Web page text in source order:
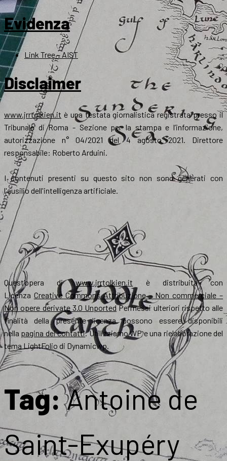
Evidenza
Link Tree – AIST
Disclaimer
www.jrrtolkien.it è una testata giornalistica registrata presso il
Tribunale di Roma - Sezione per la stampa e l’informazione,
autorizzazione n° 04/2021 del 4 agosto 2021. Direttore
responsabile: Roberto Arduini.
I contenuti presenti su questo sito non sono generati con
l'ausilio dell'intelligenza artificiale.
Quest’opera diwww.jrrtolkien.it è distribuita con
Licenza Creative Commons Attribuzione – Non commerciale –
Non opere derivate 3.0 UnportedPermessi ulteriori rispetto alle
finalità della presente licenza possono essere disponibili
nella pagina dei contatti. Utilizziamo WP e una rielaborazione del
tema LightFolio di Dynamicwp.
Tag:Antoine de
Saint-Exupéry